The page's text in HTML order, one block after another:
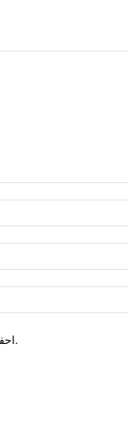
احفظ اسمي والبريد الإلكتروني وموقع الويب في هذا المتصفح للمرة الأولى التي أعلق فيها.